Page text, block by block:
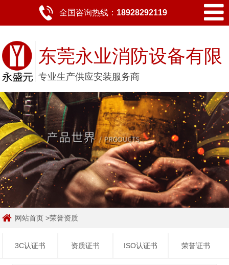
全国咨询热线： 18928292119
东莞永业消防设备有限
公司
专业生产供应安装服务商
网站首页 >荣誉资质
3C认证书 资质证书 ISO认证书 荣誉证书